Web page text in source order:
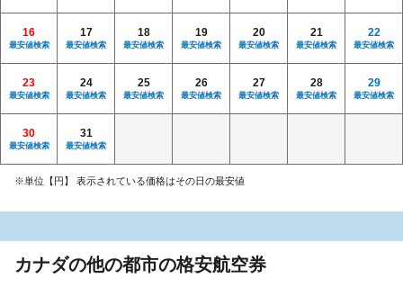
16
最安値検索
17
最安値検索
18
最安値検索
19
最安値検索
20
最安値検索
21
最安値検索
22
最安値検索
23
最安値検索
24
最安値検索
25
最安値検索
26
最安値検索
27
最安値検索
28
最安値検索
29
最安値検索
30
最安値検索
31
最安値検索
※単位【円】 表示されている価格はその日の最安値
カナダの他の都市の格安航空券